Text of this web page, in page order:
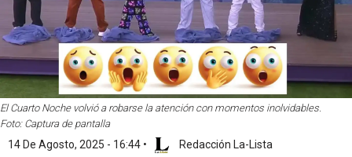
El Cuarto Noche volvió a robarse la atención con momentos inolvidables.
Foto: Captura de pantalla
14 De Agosto, 2025 - 16:44 • Redacción La-Lista